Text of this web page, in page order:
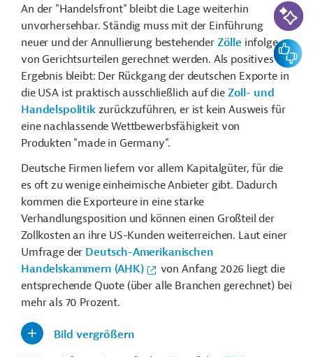
An der "Handelsfront" bleibt die Lage weiterhin
unvorhersehbar. Ständig muss mit der Einführung
neuer und der Annullierung bestehender Zölle infolge
von Gerichtsurteilen gerechnet werden. Als positives
Ergebnis bleibt: Der Rückgang der deutschen Exporte in
die USA ist praktisch ausschließlich auf die Zoll- und
Handelspolitikzurückzuführen, er ist kein Ausweis für
eine nachlassende Wettbewerbsfähigkeit von
Produkten "made in Germany".
Deutsche Firmen liefern vor allem Kapitalgüter, für die
es oft zu wenige einheimische Anbieter gibt. Dadurch
kommen die Exporteure in eine starke
Verhandlungsposition und können einen Großteil der
Zollkosten an ihre US-Kunden weiterreichen. Laut einer
Umfrage der Deutsch-Amerikanischen
Handelskammern (AHK)
von Anfang 2026 liegt die
entsprechende Quote (über alle Branchen gerechnet) bei
mehr als 70 Prozent.
Bild vergrößern
KI-